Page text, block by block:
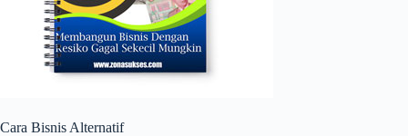
Cara Bisnis Alternatif